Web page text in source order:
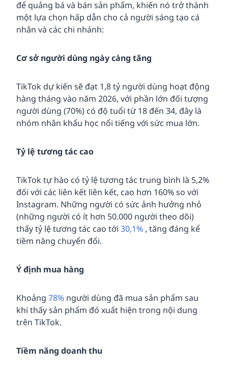
để quảng bá và bán sản phẩm, khiến nó trở thành
một lựa chọn hấp dẫn cho cả người sáng tạo cá
nhân và các chi nhánh:
Cơ sở người dùng ngày càng tăng
TikTok dự kiến sẽ đạt 1,8 tỷ người dùng hoạt động
hàng tháng vào năm 2026, với phần lớn đối tượng
người dùng (70%) có độ tuổi từ 18 đến 34, đây là
nhóm nhân khẩu học nổi tiếng với sức mua lớn.
Tỷ lệ tương tác cao
TikTok tự hào có tỷ lệ tương tác trung bình là 5,2%
đối với các liên kết liên kết, cao hơn 160% so với
Instagram. Những người có sức ảnh hưởng nhỏ
(những người có ít hơn 50.000 người theo dõi)
thấy tỷ lệ tương tác cao tới 30,1% , tăng đáng kể
tiềm năng chuyển đổi.
Ý định mua hàng
Khoảng 78% người dùng đã mua sản phẩm sau
khi thấy sản phẩm đó xuất hiện trong nội dung
trên TikTok.
Tiềm năng doanh thu